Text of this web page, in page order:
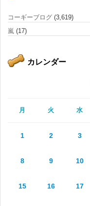
コーギーブログ (3,619)
嵐 (17)
カレンダー
月 火 水
1 2 3
8 9 10
15 16 17